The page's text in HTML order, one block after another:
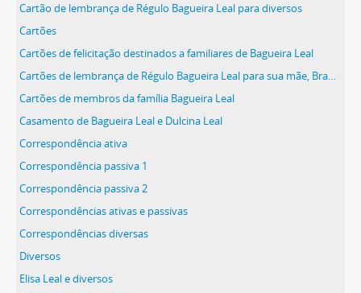
Cartão de lembrança de Régulo Bagueira Leal para diversos
Cartões
Cartões de felicitação destinados a familiares de Bagueira Leal
Cartões de lembrança de Régulo Bagueira Leal para sua mãe, Branca Dulcina Bagueira Leal
Cartões de membros da família Bagueira Leal
Casamento de Bagueira Leal e Dulcina Leal
Correspondência ativa
Correspondência passiva 1
Correspondência passiva 2
Correspondências ativas e passivas
Correspondências diversas
Diversos
Elisa Leal e diversos